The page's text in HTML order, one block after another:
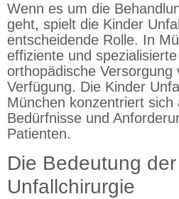
Wenn es um die
geht, spielt die Kinder
entscheidende Rolle. In
effiziente und
orthopädische Versorgung
Verfügung. Die Kinder
München konzentriert sich
Bedürfnisse und
Patienten.
Die Bedeutung
Unfallchirurgie